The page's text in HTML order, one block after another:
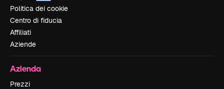
Politica dei cookie
Centro di fiducia
Affiliati
Aziende
Azienda
Prezzi